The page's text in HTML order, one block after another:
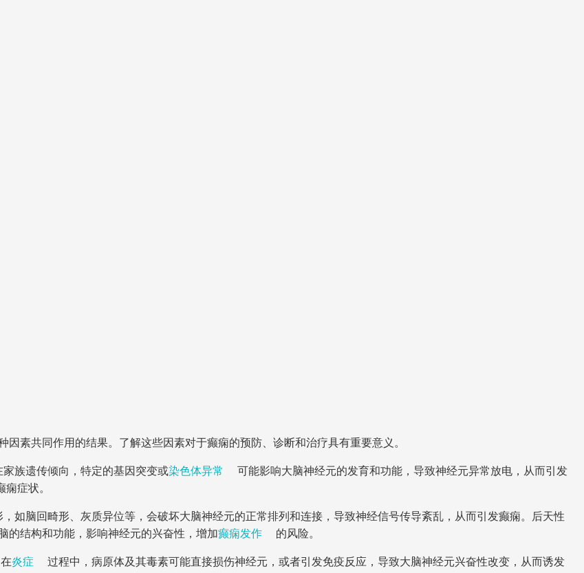
因素共同作用的结果。了解这些因素对于癫痫的预防、诊断和治疗具有重要意义。
族遗传倾向，特定的基因突变或染色体异常
可能影响大脑神经元的发育和功能，导致神经元异常放电，从而引发
症状。
如脑回畸形、灰质异位等，会破坏大脑神经元的正常排列和连接，导致神经信号传导紊乱，从而引发癫痫。后天性
的结构和功能，影响神经元的兴奋性，增加癫痫发作 的风险。
在炎症
过程中，病原体及其毒素可能直接损伤神经元，或者引发免疫反应，导致大脑神经元兴奋性改变，从而诱发